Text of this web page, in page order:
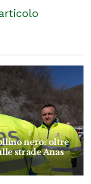
nero: oltre
strade Anas